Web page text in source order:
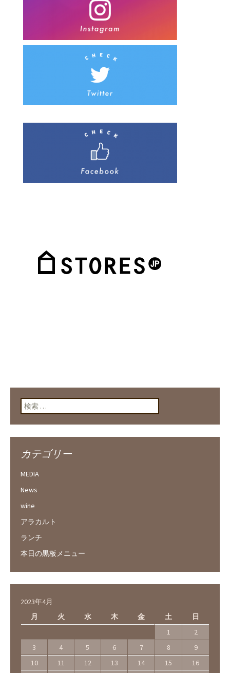
検索:
カテゴリー
MEDIA
News
wine
アラカルト
ランチ
本日の黒板メニュー
2023年4月
月
火 水 木 金 土 日
1
2
3
4 5 6 7 8
9
10
11 12 13 14 15
16